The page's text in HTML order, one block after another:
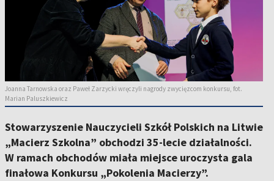
Joanna Tarnowska oraz Paweł Zarzycki wręczyli nagrody zwycięzcom konkursu, fot.
Marian Paluszkiewicz
Stowarzyszenie Nauczycieli Szkół Polskich na Litwie
„Macierz Szkolna” obchodzi 35-lecie działalności.
W ramach obchodów miała miejsce uroczysta gala
finałowa Konkursu „Pokolenia Macierzy”.